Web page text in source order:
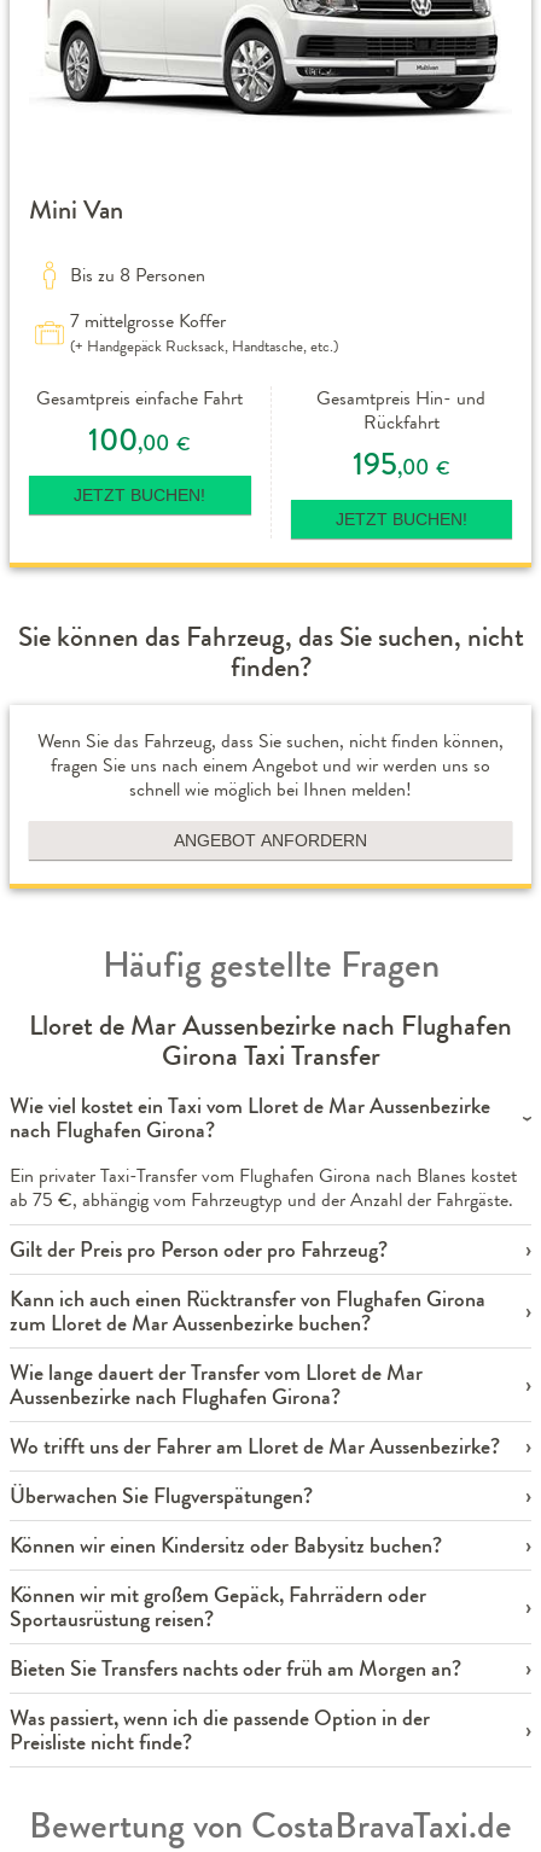
Mini Van
Bis zu 8 Personen
7 mittelgrosse Koffer
(+ Handgepäck Rucksack, Handtasche, etc.)
Gesamtpreis einfache Fahrt
100,00 €
JETZT BUCHEN!
Gesamtpreis Hin- und
Rückfahrt
195,00 €
JETZT BUCHEN!
Sie können das Fahrzeug, das Sie suchen, nicht
finden?
Wenn Sie das Fahrzeug, dass Sie suchen, nicht finden können,
fragen Sie uns nach einem Angebot und wir werden uns so
schnell wie möglich bei Ihnen melden!
ANGEBOT ANFORDERN
Häufig gestellte Fragen
Lloret de Mar Aussenbezirke nach Flughafen
Girona Taxi Transfer
Wie viel kostet ein Taxi vom Lloret de Mar Aussenbezirke
nach Flughafen Girona?
Ein privater Taxi-Transfer vom Flughafen Girona nach Blanes kostet
ab 75 €, abhängig vom Fahrzeugtyp und der Anzahl der Fahrgäste.
Gilt der Preis pro Person oder pro Fahrzeug?
Kann ich auch einen Rücktransfer von Flughafen Girona
zum Lloret de Mar Aussenbezirke buchen?
Wie lange dauert der Transfer vom Lloret de Mar
Aussenbezirke nach Flughafen Girona?
Wo trifft uns der Fahrer am Lloret de Mar Aussenbezirke?
Überwachen Sie Flugverspätungen?
Können wir einen Kindersitz oder Babysitz buchen?
Können wir mit großem Gepäck, Fahrrädern oder
Sportausrüstung reisen?
Bieten Sie Transfers nachts oder früh am Morgen an?
Was passiert, wenn ich die passende Option in der
Preisliste nicht finde?
Bewertung von CostaBravaTaxi.de